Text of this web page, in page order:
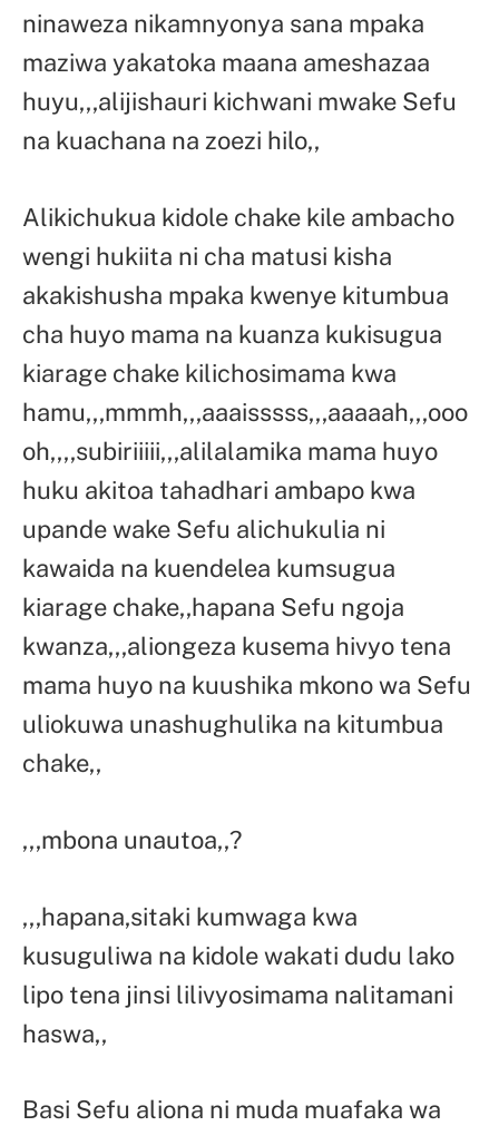
ninaweza nikamnyonya sana mpaka
maziwa yakatoka maana ameshazaa
huyu,,,alijishauri kichwani mwake Sefu
na kuachana na zoezi hilo,,
Alikichukua kidole chake kile ambacho
wengi hukiita ni cha matusi kisha
akakishusha mpaka kwenye kitumbua
cha huyo mama na kuanza kukisugua
kiarage chake kilichosimama kwa
hamu,,,mmmh,,,aaaisssss,,,aaaaah,,,ooo
oh,,,,subiriiiii,,,alilalamika mama huyo
huku akitoa tahadhari ambapo kwa
upande wake Sefu alichukulia ni
kawaida na kuendelea kumsugua
kiarage chake,,hapana Sefu ngoja
kwanza,,,aliongeza kusema hivyo tena
mama huyo na kuushika mkono wa Sefu
uliokuwa unashughulika na kitumbua
chake,,
,,,mbona unautoa,,?
,,,hapana,sitaki kumwaga kwa
kusuguliwa na kidole wakati dudu lako
lipo tena jinsi lilivyosimama nalitamani
haswa,,
Basi Sefu aliona ni muda muafaka wa